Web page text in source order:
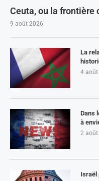
Ceuta, ou la frontière
9 août 2026
La
4 août
Dans
à
2 août
Israël